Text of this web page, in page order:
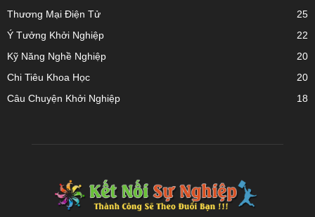
Thương Mại Điện Tử
25
Ý Tưởng Khởi Nghiệp
22
Kỹ Năng Nghề Nghiệp
20
Chi Tiêu Khoa Học
20
Câu Chuyện Khởi Nghiệp
18